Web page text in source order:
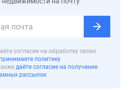
согласие на обработку своих
политику
даёте согласие на получение
рассылок